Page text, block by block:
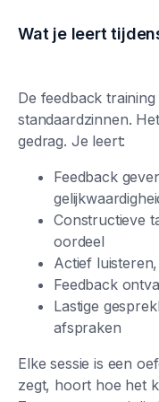
Wat je leert
De feedback
standaardzinnen.
gedrag. Je leert:
Feedback
Constructieve
oordeel
Actief
Feedback
Lastige
afspraken
Elke sessie is een
zegt, hoort hoe het